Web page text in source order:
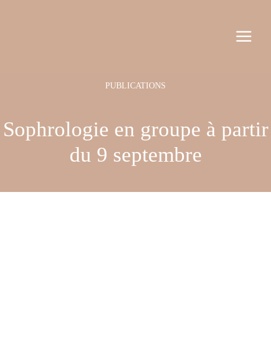
Sophrologie en groupe à partir
du 9 septembre